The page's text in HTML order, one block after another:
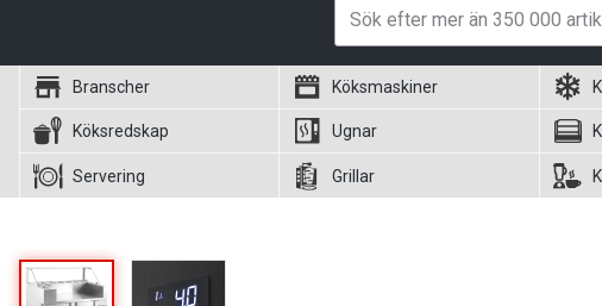
Branscher Köksmaskiner
Köksredskap Ugnar
Servering Grillar